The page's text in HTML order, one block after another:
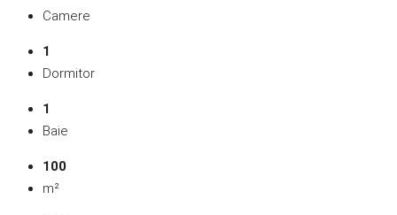
Camere
1
Dormitor
1
Baie
100
m²